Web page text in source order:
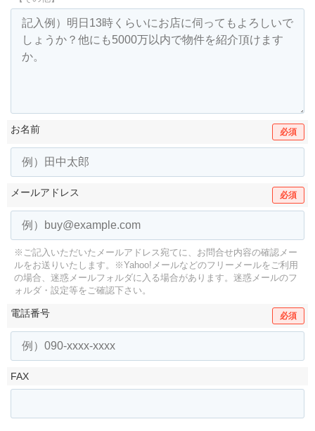
お名前 必須
メールアドレス 必須
※ご記入いただいたメールアドレス宛てに、お問合せ内容の確認メー
ルをお送りいたします。
※Yahoo!メールなどのフリーメールをご利用
の場合、迷惑メールフォルダに入る場合があります。 迷惑メールのフ
ォルダ・設定等をご確認下さい。
電話番号 必須
FAX